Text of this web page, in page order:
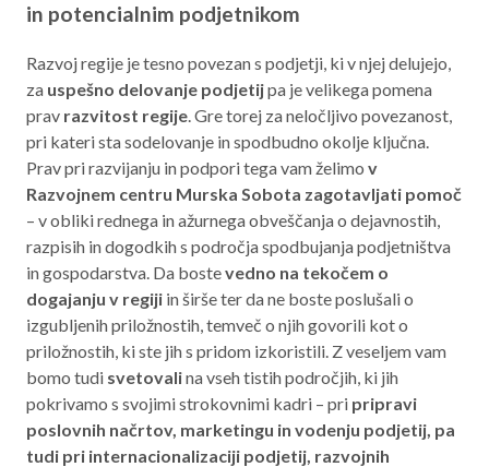
PODJETNIŠTVO
SPOT
Invest Pomurje
PONI
REGIONALNI RAZVOJ
Aktualno programsko obdobje 2021 – 2027
Obmejna problemska območja
O NAS
NAŠE STORITVE
in potencialnim podjetnikom
Razvoj regije je tesno povezan s podjetji, ki v njej delujejo,
za uspešno delovanje podjetijpa je velikega pomena
prav razvitost regije . Gre torej za neločljivo povezanost,
pri kateri sta sodelovanje in spodbudno okolje ključna.
Prav pri razvijanju in podpori tega vam želimo v
Razvojnem centru Murska Sobota zagotavljati pomoč
– v oblikirednega in ažurnega obveščanja o dejavnostih,
razpisih in dogodkih s področja spodbujanja podjetništva
in gospodarstva. Da bostevedno na tekočem o
dogajanju v regiji in širše ter da ne boste poslušali o
izgubljenih priložnostih, temveč o njih govorili kot o
priložnostih, ki ste jih s pridom izkoristili. Z veseljem vam
bomo tudi svetovalina vseh tistih področjih, ki jih
pokrivamo s svojimi strokovnimi kadri – pri pripravi
poslovnih načrtov, marketingu in vodenju podjetij, pa
tudi pri internacionalizaciji podjetij, razvojnih